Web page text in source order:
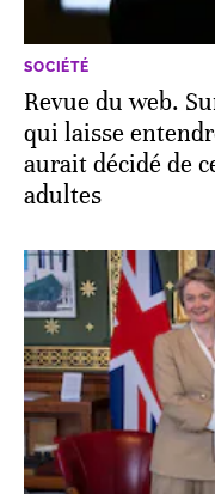
SOCIÉTÉ
Revue du web.
qui laisse
aurait décidé de
adultes